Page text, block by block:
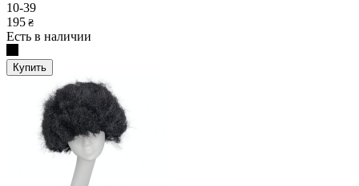
10-39
195 ₴
Есть в наличии
Купить